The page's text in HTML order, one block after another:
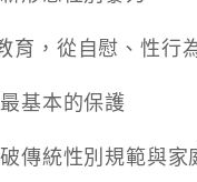
育，從自慰、性行
基本的保護
傳統性別規範與家